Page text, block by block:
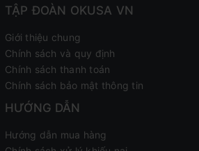
TẬP ĐOÀN OKUSA VN
Giới thiệu chung
Chính sách và quy định
Chính sách thanh toán
Chính sách bảo mật thông tin
HƯỚNG DẪN
Hướng dẫn mua hàng